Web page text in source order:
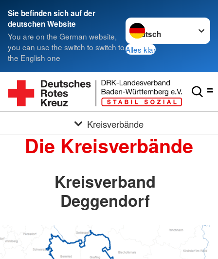
Sie befinden sich auf der
deutschen Website
You are on the German website,
you can use the switch to switch to
the English one
Sprache wechseln zu
Alles klar
Kreisverbände
Die Kreisverbände
Kreisverband
Deggendorf